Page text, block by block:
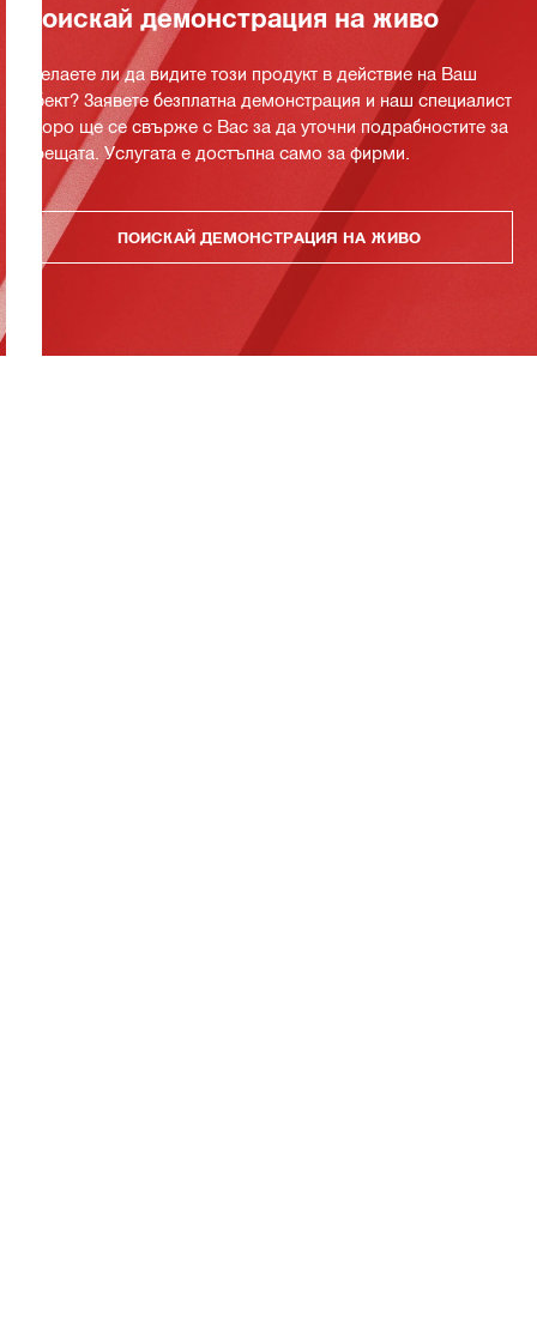
Поискай демонстрация на живо
Желаете ли да видите този продукт в действие на Ваш
обект? Заявете безплатна демонстрация и наш специалист
скоро ще се свърже с Вас за да уточни подрабностите за
срещата. Услугата е достъпна само за фирми.
ПОИСКАЙ ДЕМОНСТРАЦИЯ НА ЖИВО